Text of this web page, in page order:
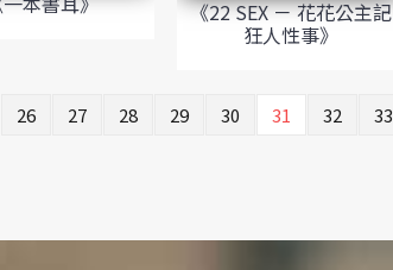
《22 SEX － 花花公主記
狂人性事》
26 27 28 29 30 31 32 33